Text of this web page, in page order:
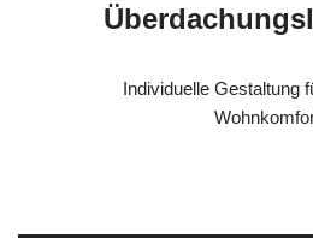
Individuelle Gestaltung